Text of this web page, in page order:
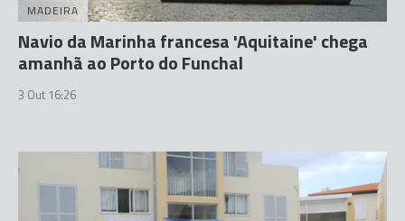
MADEIRA
Navio da Marinha francesa 'Aquitaine' chega
amanhã ao Porto do Funchal
3 Out 16:26